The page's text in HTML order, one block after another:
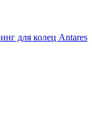
для колец Antares